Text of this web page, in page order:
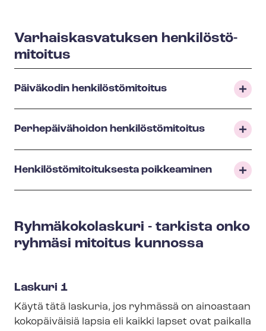
Var­hais­kas­va­tuk­sen hen­ki­lös­tö­
mi­toi­tus
Päiväkodin hen­ki­lös­tö­mi­toi­tus
Perhepäivähoidon hen­ki­lös­tö­mi­toi­tus
Hen­ki­lös­tö­mi­toi­tuk­ses­ta poikkeaminen
Ryhmäkokolaskuri - tarkista onko
ryhmäsi mitoitus kunnossa
Laskuri 1
Käytä tätä laskuria, jos ryhmässä on ainoastaan
kokopäiväisiä lapsia eli kaikki lapset ovat paikalla